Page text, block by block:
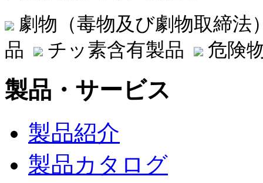
劇物（毒物及び劇物取締
品
チッ素含有製品 危険
製品・サービス
製品紹介
製品カタログ